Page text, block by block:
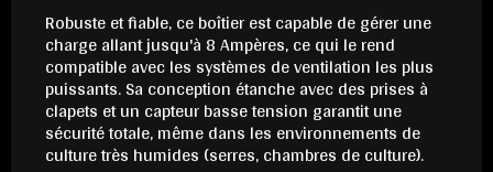
Robuste et fiable, ce boîtier est capable de gérer une
charge allant jusqu'à 8 Ampères, ce qui le rend
compatible avec les systèmes de ventilation les plus
puissants. Sa conception étanche avec des prises à
clapets et un capteur basse tension garantit une
sécurité totale, même dans les environnements de
culture très humides (serres, chambres de culture).